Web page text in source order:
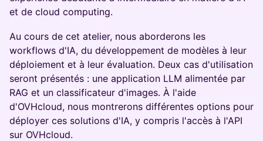
et de cloud computing.
Au cours de cet atelier, nous aborderons les
workflows d'IA, du développement de modèles à leur
déploiement et à leur évaluation. Deux cas d'utilisation
seront présentés : une application LLM alimentée par
RAG et un classificateur d'images. À l'aide
d'OVHcloud, nous montrerons différentes options pour
déployer ces solutions d'IA, y compris l'accès à l'API
sur OVHcloud.